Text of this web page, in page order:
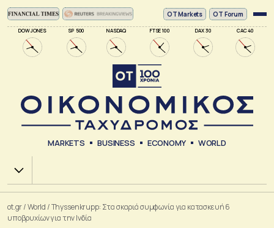
DOW JONES SP 500 NASDAQ FTSE 100 DAX 30 CAC 40
ΟΤ Markets OT Forum
MARKETS BUSINESS ECONOMY WORLD
Χ.Α.
ot.gr/World /Thyssenkrupp: Στα σκαριά συμφωνία για κατασκευή 6
υποβρυχίων για την Ινδία